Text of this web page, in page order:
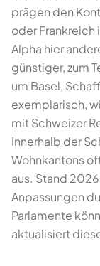
prägen den
oder Frankreich
Alpha hier
günstiger, zum
um Basel,
exemplarisch,
mit Schweizer
Innerhalb der
Wohnkantons
aus. Stand
Anpassungen
Parlamente
aktualisiert